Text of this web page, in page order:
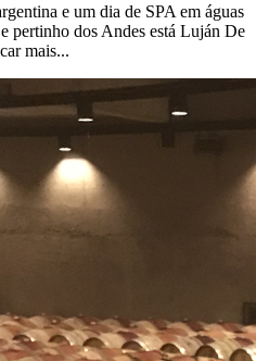
e um dia de SPA em águas
pertinho dos Andes está Luján De
mais...